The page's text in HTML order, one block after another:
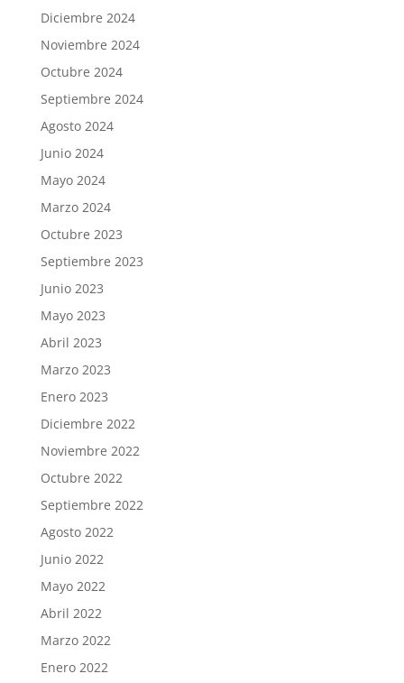
Diciembre 2024
Noviembre 2024
Octubre 2024
Septiembre 2024
Agosto 2024
Junio 2024
Mayo 2024
Marzo 2024
Octubre 2023
Septiembre 2023
Junio 2023
Mayo 2023
Abril 2023
Marzo 2023
Enero 2023
Diciembre 2022
Noviembre 2022
Octubre 2022
Septiembre 2022
Agosto 2022
Junio 2022
Mayo 2022
Abril 2022
Marzo 2022
Enero 2022